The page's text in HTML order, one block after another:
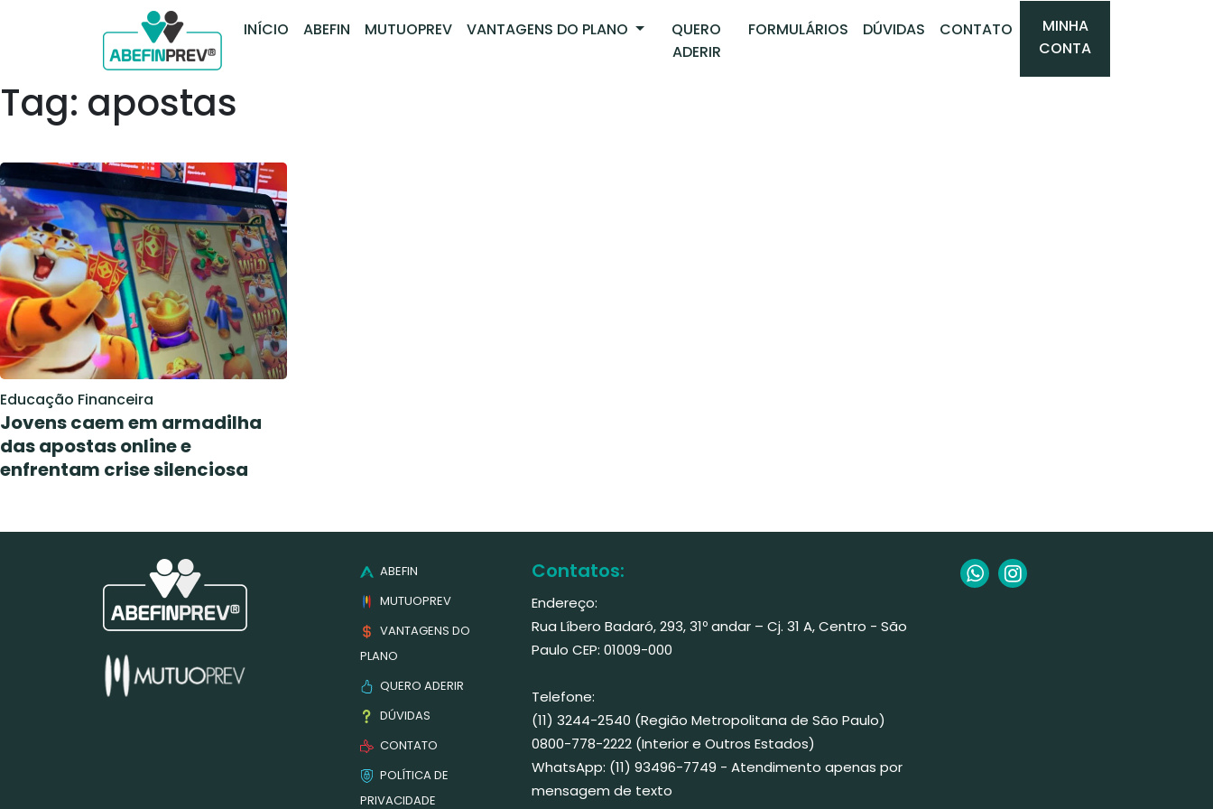
INÍCIO ABEFIN MUTUOPREV VANTAGENS DO PLANO
QUERO
ADERIR
FORMULÁRIOS DÚVIDAS CONTATO
MINHA
CONTA
Tag: apostas
Educação Financeira
Jovens caem em armadilha
das apostas online e
enfrentam crise silenciosa
ABEFIN
MUTUOPREV
VANTAGENS DO
PLANO
QUERO ADERIR
DÚVIDAS
CONTATO
POLÍTICA DE
PRIVACIDADE
Contatos:
Endereço:
Rua Líbero Badaró, 293, 31º andar – Cj. 31 A, Centro - São
Paulo CEP: 01009-000
Telefone:
(11) 3244-2540 (Região Metropolitana de São Paulo)
0800-778-2222 (Interior e Outros Estados)
WhatsApp: (11) 93496-7749 - Atendimento apenas por
mensagem de texto